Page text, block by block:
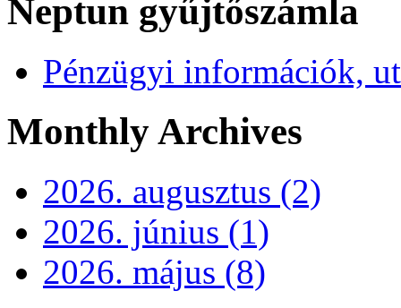
Neptun gyűjtőszámla
Pénzügyi információk,
Monthly Archives
2026. augusztus (2)
2026. június (1)
2026. május (8)